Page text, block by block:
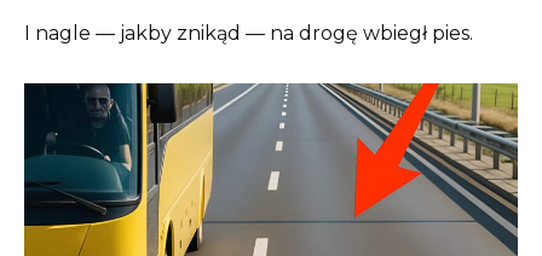
I nagle — jakby znikąd — na drogę wbiegł pies.